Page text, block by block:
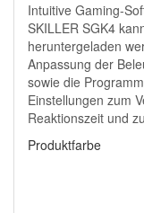
Intuitive Gaming-
SKILLER SGK4
heruntergeladen
Anpassung der
sowie die
Einstellungen zum
Reaktionszeit und
Produktfarbe